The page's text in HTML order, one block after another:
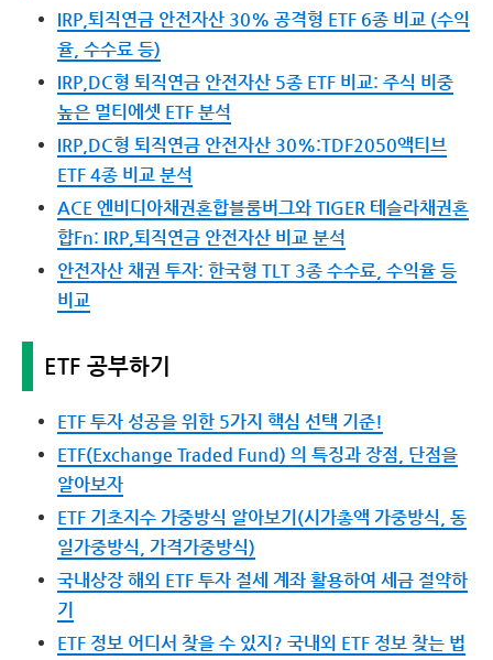
IRP,퇴직연금 안전자산 30% 공격형 ETF 6종 비교 (수익
율, 수수료 등)
IRP,DC형 퇴직연금 안전자산 5종 ETF 비교: 주식 비중
높은 멀티에셋 ETF 분석
IRP,DC형 퇴직연금 안전자산 30%:TDF2050액티브
ETF 4종 비교 분석
ACE 엔비디아채권혼합블룸버그와 TIGER 테슬라채권혼
합Fn: IRP,퇴직연금 안전자산 비교 분석
안전자산 채권 투자: 한국형 TLT 3종 수수료, 수익율 등
비교
ETF 공부하기
ETF 투자 성공을 위한 5가지 핵심 선택 기준!
ETF(Exchange Traded Fund) 의 특징과 장점, 단점을
알아보자
ETF 기초지수 가중방식 알아보기(시가총액 가중방식, 동
일가중방식, 가격가중방식)
국내상장 해외 ETF 투자 절세 계좌 활용하여 세금 절약하
기
ETF 정보 어디서 찾을 수 있지? 국내외 ETF 정보 찾는 법